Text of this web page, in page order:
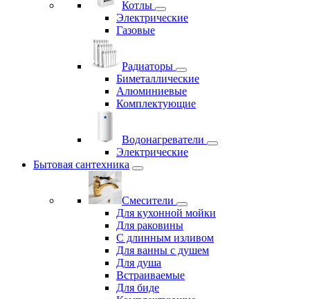
Котлы
Электрические
Газовые
Радиаторы
Биметаллические
Алюминиевые
Комплектующие
Водонагреватели
Электрические
Бытовая сантехника
Смесители
Для кухонной мойки
Для раковины
С длинным изливом
Для ванны с душем
Для душа
Встраиваемые
Для биде